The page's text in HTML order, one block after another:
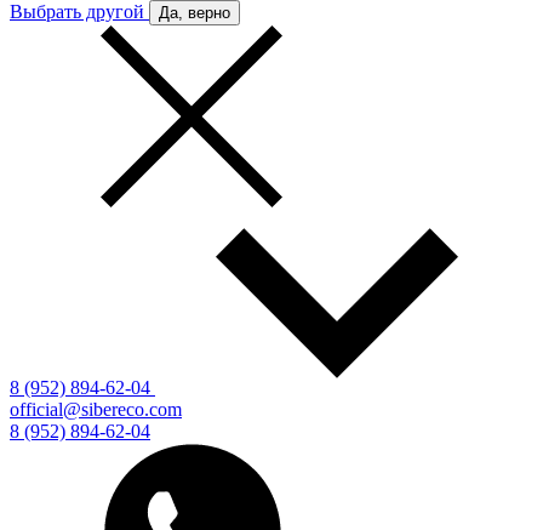
Выбрать другой
Да, верно
8 (952) 894-62-04
official@sibereco.com
8 (952) 894-62-04